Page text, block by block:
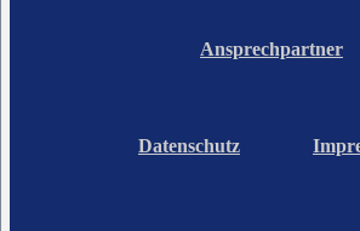
Ansprechpartner
Datenschutz